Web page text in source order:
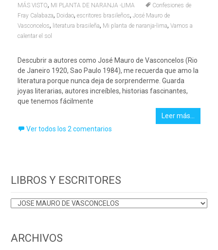
MÁS VISTO, MI PLANTA DE NARANJA -LIMA
Confesiones de
Fray Calabaza, Doidao, escritores brasileños, José Mauro de
Vasconcelos, literatura brasileña, Mi planta de naranja-lima, Vamos a
calentar el sol
Descubrir a autores como José Mauro de Vasconcelos (Rio
de Janeiro 1920, Sao Paulo 1984), me recuerda que amo la
literatura porque nunca deja de sorprenderme. Guarda
joyas literarias, autores increíbles, historias fascinantes,
que tenemos fácilmente
Leer más…
Ver todos los 2 comentarios
LIBROS Y ESCRITORES
LIBROS
ARCHIVOS